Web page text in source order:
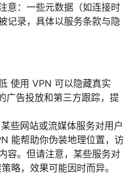
意：一些元数据（如连接时
记录，具体以服务条款与隐
使用 VPN 可以隐藏真实
广告投放和第三方跟踪，提
些网站或流媒体服务对用户
能帮助你伪装地理位置，访
容。但请注意，某些服务对
略，效果可能因时而异。